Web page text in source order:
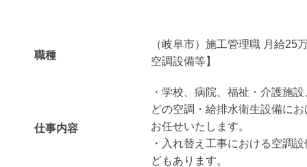
職種
（岐阜市）施工管理職 月給25
空調設備等】
仕事内容
・学校、病院、福祉・介護施
どの空調・給排水衛生設備に
お任せいたします。
・入れ替え工事における空調
どもあります。